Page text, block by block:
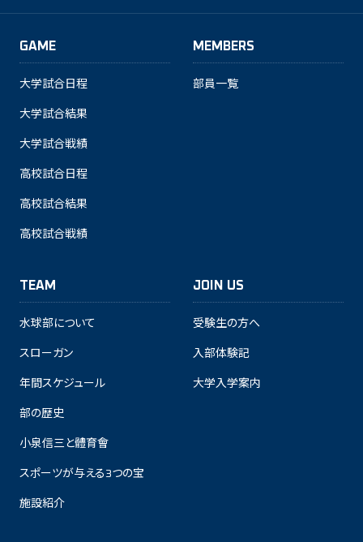
GAME
大学試合日程
大学試合結果
大学試合戦績
高校試合日程
高校試合結果
高校試合戦績
MEMBERS
部員一覧
TEAM
水球部について
スローガン
年間スケジュール
部の歴史
小泉信三と體育會
スポーツが与える3つの宝
施設紹介
JOIN US
受験生の方へ
入部体験記
大学入学案内